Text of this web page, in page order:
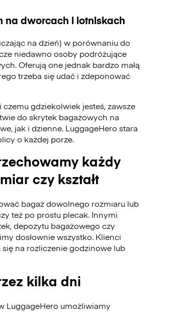
na dworcach i lotniskach
na dzień) w porównaniu do
niedawno osoby podróżujące
Oferują one jednak bardzo małą
trzeba się udać i zdeponować
gdziekolwiek jesteś, zawsze
do skrytek bagażowych na
jak i dzienne. LuggageHero stara
o każdej porze.
każdy
czy kształt
bagaż dowolnego rozmiaru lub
też po prostu plecak. Innymi
depozytu bagażowego czy
dosłownie wszystko. Klienci
na rozliczenie godzinowe lub
kilka dni
LuggageHero umożliwiamy